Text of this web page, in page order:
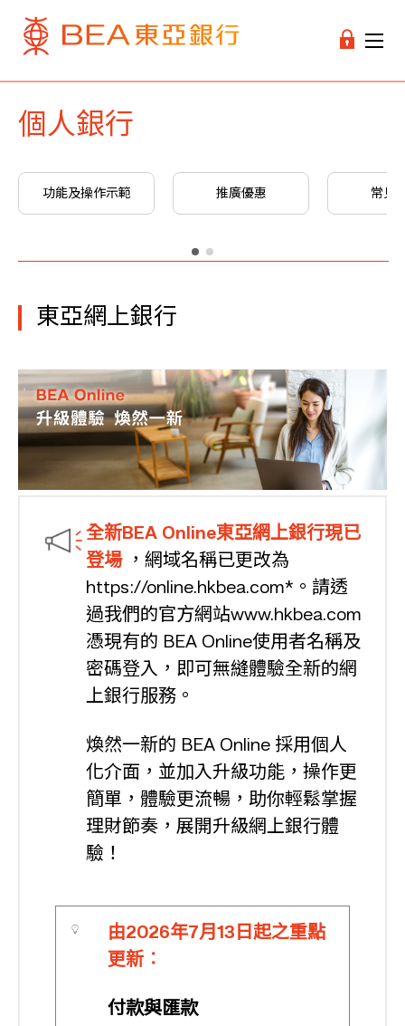
個人銀行
功能及操作示範 推廣優惠 常見
東亞網上銀行
全新BEA Online東亞網上銀行現已
登場，網域名稱已更改為
https://online.hkbea.com*。請透
過我們的官方網站www.hkbea.com
憑現有的 BEA Online使用者名稱及
密碼登入，即可無縫體驗全新的網
上銀行服務。
煥然一新的 BEA Online 採用個人
化介面，並加入升級功能，操作更
簡單，體驗更流暢，助你輕鬆掌握
理財節奏，展開升級網上銀行體
驗！
由2026年7月13日起之重點
更新︰
付款與匯款